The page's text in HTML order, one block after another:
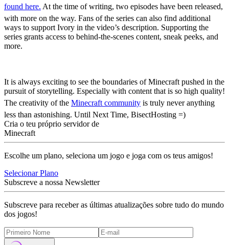
found here. At the time of writing, two episodes have been released,
with more on the way. Fans of the series can also find additional
ways to support Ivory in the video’s description. Supporting the
series grants access to behind-the-scenes content, sneak peeks, and
more.
It is always exciting to see the boundaries of Minecraft pushed in the
pursuit of storytelling. Especially with content that is so high quality!
The creativity of the Minecraft community is truly never anything
less than astonishing. Until Next Time, BisectHosting =)
Cria o teu próprio servidor de
Minecraft
Escolhe um plano, seleciona um jogo e joga com os teus amigos!
Selecionar Plano
Subscreve a nossa Newsletter
Subscreve para receber as últimas atualizações sobre tudo do mundo
dos jogos!